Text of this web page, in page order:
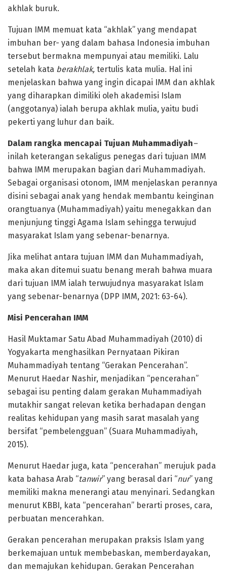
akhlak buruk.
Tujuan IMM memuat kata “akhlak” yang mendapat
imbuhan ber- yang dalam bahasa Indonesia imbuhan
tersebut bermakna mempunyai atau memiliki. Lalu
setelah kata berakhlak, tertulis kata mulia. Hal ini
menjelaskan bahwa yang ingin dicapai IMM dan akhlak
yang diharapkan dimiliki oleh akademisi Islam
(anggotanya) ialah berupa akhlak mulia, yaitu budi
pekerti yang luhur dan baik.
Dalam rangka mencapai Tujuan Muhammadiyah–
inilah keterangan sekaligus penegas dari tujuan IMM
bahwa IMM merupakan bagian dari Muhammadiyah.
Sebagai organisasi otonom, IMM menjelaskan perannya
disini sebagai anak yang hendak membantu keinginan
orangtuanya (Muhammadiyah) yaitu menegakkan dan
menjunjung tinggi Agama Islam sehingga terwujud
masyarakat Islam yang sebenar-benarnya.
Jika melihat antara tujuan IMM dan Muhammadiyah,
maka akan ditemui suatu benang merah bahwa muara
dari tujuan IMM ialah terwujudnya masyarakat Islam
yang sebenar-benarnya (DPP IMM, 2021: 63-64).
Misi Pencerahan IMM
Hasil Muktamar Satu Abad Muhammadiyah (2010) di
Yogyakarta menghasilkan Pernyataan Pikiran
Muhammadiyah tentang “Gerakan Pencerahan”.
Menurut Haedar Nashir, menjadikan “pencerahan”
sebagai isu penting dalam gerakan Muhammadiyah
mutakhir sangat relevan ketika berhadapan dengan
realitas kehidupan yang masih sarat masalah yang
bersifat “pembelengguan” (Suara Muhammadiyah,
2015).
Menurut Haedar juga, kata “pencerahan” merujuk pada
kata bahasa Arab “tanwir” yang berasal dari “nur” yang
memiliki makna menerangi atau menyinari. Sedangkan
menurut KBBI, kata “pencerahan” berarti proses, cara,
perbuatan mencerahkan.
Gerakan pencerahan merupakan praksis Islam yang
berkemajuan untuk membebaskan, memberdayakan,
dan memajukan kehidupan. Gerakan Pencerahan